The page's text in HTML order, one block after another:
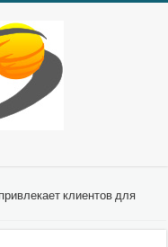
клиентов для